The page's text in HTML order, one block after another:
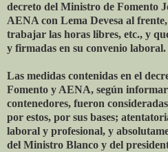
decreto del Ministro de Fomento
AENA con Lema Devesa al
trabajar las horas libres, etc., y
y firmadas en su convenio laboral.
Las medidas contenidas en el
Fomento y AENA, según
contenedores, fueron
por estos, por sus bases;
laboral y profesional, y
del Ministro Blanco y del